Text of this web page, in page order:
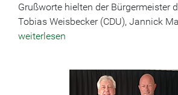
Grußworte hielten der Bürgermeister
Tobias Weisbecker (CDU), Jannick
weiterlesen